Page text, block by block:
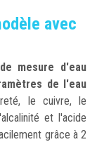
avec
mesure d'eau
de l'eau
le cuivre, le
et l'acide
grâce à 2